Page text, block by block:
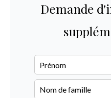
Demande